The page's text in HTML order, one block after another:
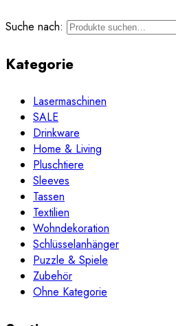
Suche nach:
Kategorie
Lasermaschinen
SALE
Drinkware
Home & Living
Pluschtiere
Sleeves
Tassen
Textilien
Wohndekoration
Schlüsselanhänger
Puzzle & Spiele
Zubehör
Ohne Kategorie